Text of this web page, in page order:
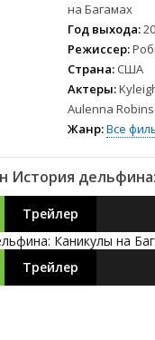
Зарубежные
на Багамах
Год выхода:
Режиссер:
Страна: США
Актеры:
Aulenna
Жанр:Все
История
Трейлер
Трейлер